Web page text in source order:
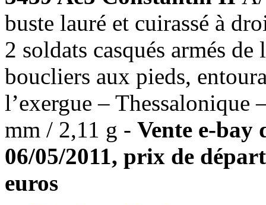
buste lauré et cuirassé à
2 soldats casqués armés
boucliers aux pieds,
l’exergue –
mm / 2,11 g - Vente e-bay
06/05/2011, prix de
euros